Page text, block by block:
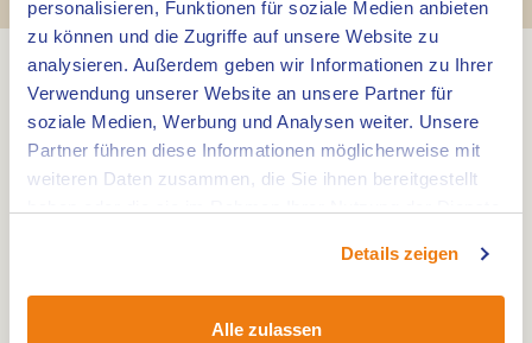
personalisieren, Funktionen für soziale Medien anbieten
zu können und die Zugriffe auf unsere Website zu
analysieren. Außerdem geben wir Informationen zu Ihrer
Verwendung unserer Website an unsere Partner für
soziale Medien, Werbung und Analysen weiter. Unsere
Partner führen diese Informationen möglicherweise mit
weiteren Daten zusammen, die Sie ihnen bereitgestellt
Details zeigen
Alle zulassen
Verschiedene Angelscheine
Möchten Sie in der Maas oder den Maas-Seen
angeln? Wir helfen Ihnen mit dem passenden
Angelschein. Es gibt nämlich verschiedene
Limburg-Angelschein (gültig für 1 Tag)